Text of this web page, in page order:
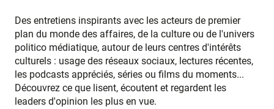
Des entretiens inspirants avec les acteurs de premier
plan du monde des affaires, de la culture ou de l'univers
politico médiatique, autour de leurs centres d'intérêts
culturels : usage des réseaux sociaux, lectures récentes,
les podcasts appréciés, séries ou films du moments...
Découvrez ce que lisent, écoutent et regardent les
leaders d'opinion les plus en vue.